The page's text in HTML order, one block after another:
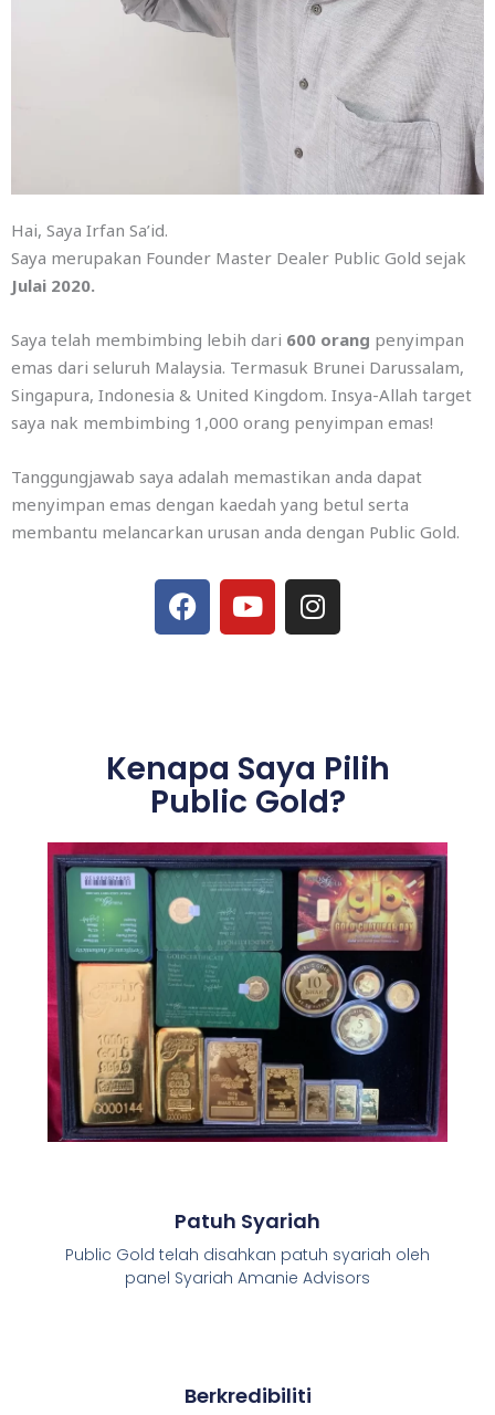
Hai, Saya Irfan Sa’id.
Saya merupakan Founder Master Dealer Public Gold sejak
Julai 2020.
Saya telah membimbing lebih dari 600 orang penyimpan
emas dari seluruh Malaysia. Termasuk Brunei Darussalam,
Singapura, Indonesia & United Kingdom. Insya-Allah target
saya nak membimbing 1,000 orang penyimpan emas!
Tanggungjawab saya adalah memastikan anda dapat
menyimpan emas dengan kaedah yang betul serta
membantu melancarkan urusan anda dengan Public Gold.
F
a
o
k
Y
o
e
I
n
r
a
Kenapa Saya Pilih
Public Gold?
Patuh Syariah
Public Gold telah disahkan patuh syariah oleh
panel Syariah Amanie Advisors
Berkredibiliti